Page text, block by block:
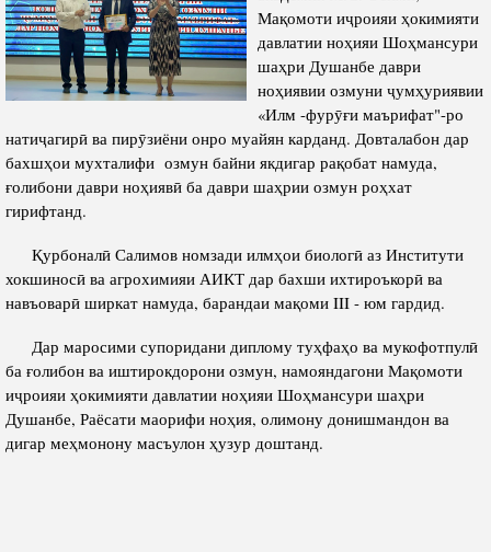
Салоҳият
Тарҷумаи ҳол
Китобҳо
Хадамоти матбуот
ПРЕЗИДЕНТИ ҶУМҲУРИИ ТОҶИКИСТОН
Сохтори Институт
Роҳбарон ва кормандон
Таърихи роҳбарон
Мақомоти иҷроияи ҳокимияти
давлатии ноҳияи Шоҳмансури
шаҳри Душанбе даври
ноҳиявии озмуни ҷумҳуриявии
«Илм -фурӯғи маърифат"-ро
натиҷагирӣ ва пирӯзиёни онро муайян карданд. Довталабон дар
бахшҳои мухталифи озмун байни якдигар рақобат намуда,
ғолибони даври ноҳиявӣ ба даври шаҳрии озмун роҳхат
гирифтанд.
Қурбоналӣ Салимов номзади илмҳои биологӣ аз Институти
хокшиносӣ ва агрохимияи АИКТ дар бахши ихтироъкорӣ ва
навъоварӣ ширкат намуда, барандаи мақоми III - юм гардид.
Дар маросими супоридани диплому туҳфаҳо ва мукофотпулӣ
ба ғолибон ва иштирокдорони озмун, намояндагони Мақомоти
иҷроияи ҳокимияти давлатии ноҳияи Шоҳмансури шаҳри
Душанбе, Раёсати маорифи ноҳия, олимону донишмандон ва
дигар меҳмонону масъулон ҳузур доштанд.